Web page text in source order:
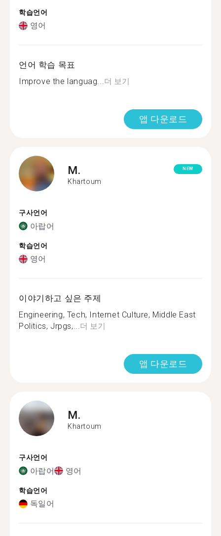
학습언어
영어
언어 학습 목표
Improve the languag...더 보기
앱 다운로드
M.
Khartoum
NEW
구사언어
아랍어
학습언어
영어
이야기하고 싶은 주제
Engineering, Tech, Internet Culture, Middle East
Politics, Jrpgs,...더 보기
앱 다운로드
M.
Khartoum
구사언어
아랍어 영어
학습언어
독일어